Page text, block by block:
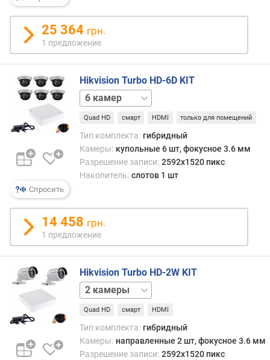
)
к
в
о
м
е
т
д
я
н
а
к
о
п
т
е
й
(
ш
25 364 грн.
1 предложение
Спросить
Hikvision Turbo HD-6D KIT
камеры8
камер
Quad HD смарт HDMI только для помещений
Тип комплекта: гибридный
Камеры: купольные 6 шт, фокусное 3.6 мм
Разрешение записи: 2592x1520 пикс
Накопитель: слотов 1 шт
14 458 грн.
1 предложение
Hikvision Turbo HD-2W KIT
камеры6
камер8
камер
Quad HD смарт HDMI
Тип комплекта: гибридный
Камеры: направленные 2 шт, фокусное 3.6 мм
Разрешение записи: 2592x1520 пикс